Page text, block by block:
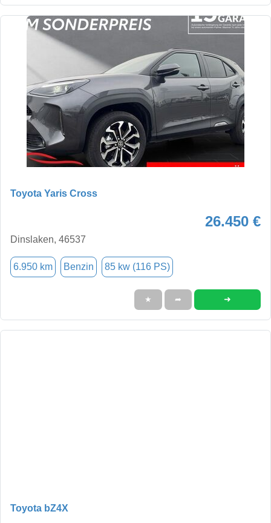
Toyota Yaris Cross
26.450 €
Dinslaken, 46537
6.950 km Benzin 85 kw (116 PS)
★ ➦ ➜
Toyota bZ4X